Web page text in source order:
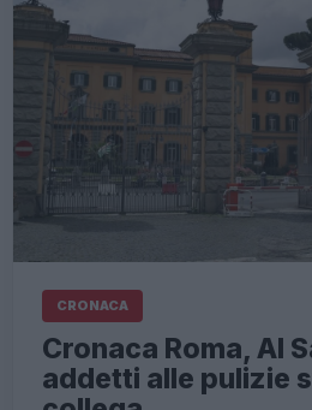
CRONACA
Cronaca Roma, Al
addetti alle pulizie